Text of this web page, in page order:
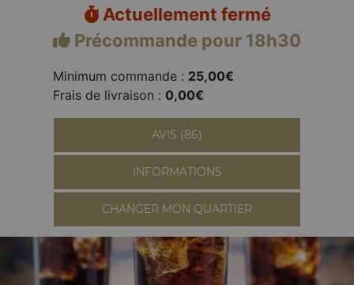
Actuellement fermé
Précommande pour 18h30
Minimum commande : 25,00€
Frais de livraison : 0,00€
AVIS (86)
INFORMATIONS
CHANGER MON QUARTIER